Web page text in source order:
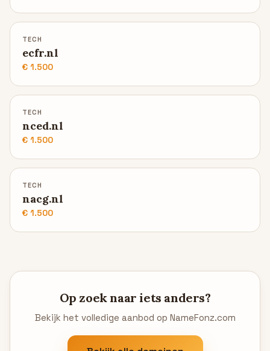
TECH
ecfr.nl
€ 1.500
TECH
nced.nl
€ 1.500
TECH
nacg.nl
€ 1.500
Op zoek naar iets anders?
Bekijk het volledige aanbod op NameFonz.com